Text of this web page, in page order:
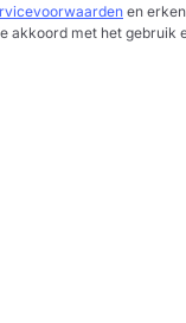
en
akkoord met het gebruik